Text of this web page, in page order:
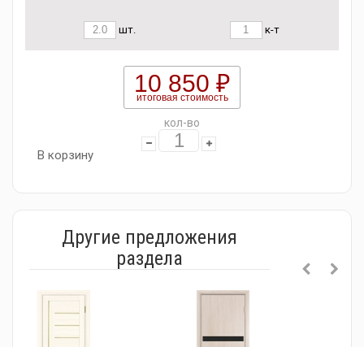
шт. к-т
10 850 ₽
итоговая стоимость
кол-во
В корзину
Другие предложения
раздела